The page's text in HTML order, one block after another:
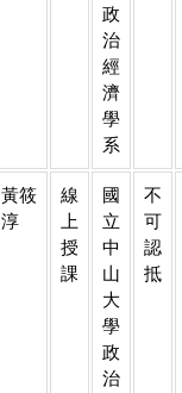
政
治
經
濟
學
系
黃筱
淳
線
上
授
課
國
立
中
山
大
學
政
治
不
可
認
抵